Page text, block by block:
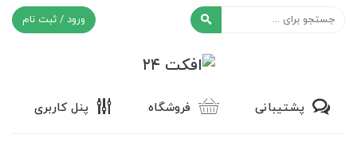
ورود / ثبت نام
پشتیبانی فروشگاه پنل کاربری